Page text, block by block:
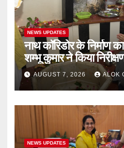
NEWS UPDATES
नाथ कॉरिडोर के निर्माण
शम्भू कुमार ने किया
AUGUST 7, 2026 ALOK
NEWS UPDATES